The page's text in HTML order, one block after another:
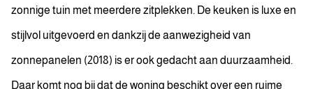
zonnige tuin met meerdere zitplekken. De keuken is luxe en
stijlvol uitgevoerd en dankzij de aanwezigheid van
zonnepanelen (2018) is er ook gedacht aan duurzaamheid.
Daar komt nog bij dat de woning beschikt over een ruime